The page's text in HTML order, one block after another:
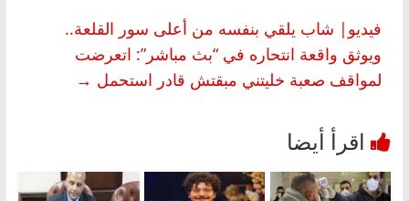
فيديو| شاب يلقي بنفسه من أعلى سور القلعة..
ويوثق واقعة انتحاره في “بث مباشر”: اتعرضت
لمواقف صعبة خليتني مبقتش قادر استحمل →